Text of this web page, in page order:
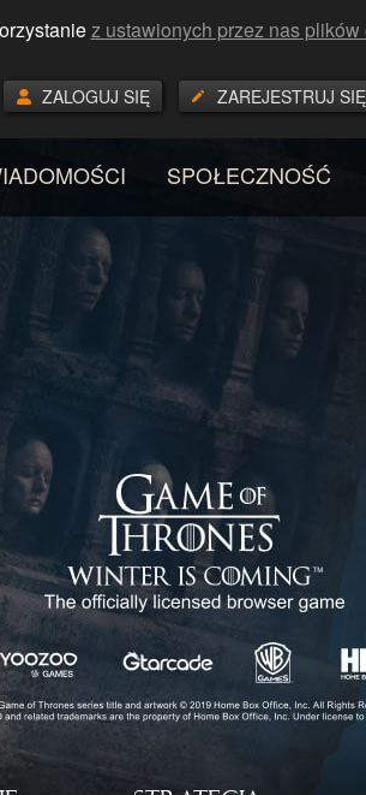
z ustawionych przez nas plików
ZAREJESTRUJ SIĘ
ZALOGUJ SIĘ
SPOŁECZNOŚĆ